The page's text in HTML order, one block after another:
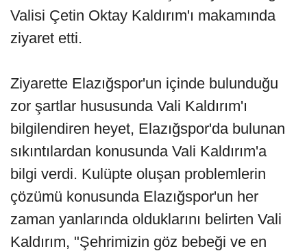
Valisi Çetin Oktay Kaldırım'ı makamında
ziyaret etti.
Ziyarette Elazığspor'un içinde bulunduğu
zor şartlar hususunda Vali Kaldırım'ı
bilgilendiren heyet, Elazığspor'da bulunan
sıkıntılardan konusunda Vali Kaldırım'a
bilgi verdi. Kulüpte oluşan problemlerin
çözümü konusunda Elazığspor'un her
zaman yanlarında olduklarını belirten Vali
Kaldırım, "Şehrimizin göz bebeği ve en